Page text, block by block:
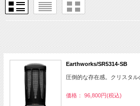
Earthworks/SR5314-SB
圧倒的な存在感。クリスタ
価格： 96,800円(税込)